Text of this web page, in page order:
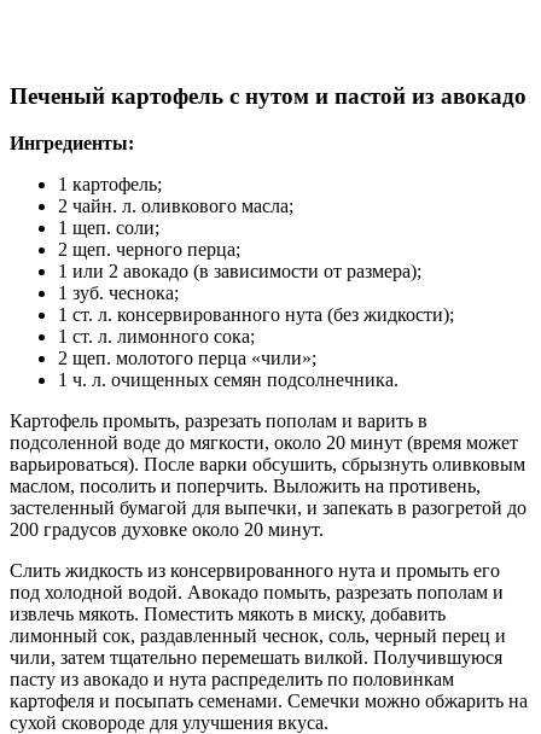
Печеный картофель с нутом и пастой из авокадо
Ингредиенты:
1 картофель;
2 чайн. л. оливкового масла;
1 щеп. соли;
2 щеп. черного перца;
1 или 2 авокадо (в зависимости от размера);
1 зуб. чеснока;
1 ст. л. консервированного нута (без жидкости);
1 ст. л. лимонного сока;
2 щеп. молотого перца «чили»;
1 ч. л. очищенных семян подсолнечника.
Картофель промыть, разрезать пополам и варить в
подсоленной воде до мягкости, около 20 минут (время может
варьироваться). После варки обсушить, сбрызнуть оливковым
маслом, посолить и поперчить. Выложить на противень,
застеленный бумагой для выпечки, и запекать в разогретой до
200 градусов духовке около 20 минут.
Слить жидкость из консервированного нута и промыть его
под холодной водой. Авокадо помыть, разрезать пополам и
извлечь мякоть. Поместить мякоть в миску, добавить
лимонный сок, раздавленный чеснок, соль, черный перец и
чили, затем тщательно перемешать вилкой. Получившуюся
пасту из авокадо и нута распределить по половинкам
картофеля и посыпать семенами. Семечки можно обжарить на
сухой сковороде для улучшения вкуса.